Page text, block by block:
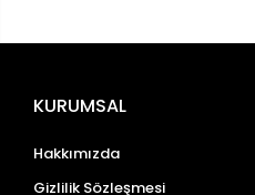
KURUMSAL
Hakkımızda
Gizlilik Sözleşmesi